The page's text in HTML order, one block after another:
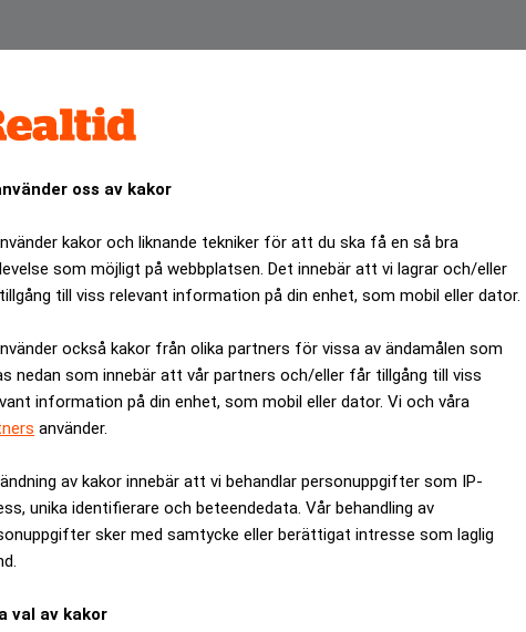
oss av kakor
kakor och liknande tekniker för att du ska få en så bra
som möjligt på webbplatsen. Det innebär att vi lagrar och/eller
till viss relevant information på din enhet, som mobil eller dator.
också kakor från olika partners för vissa av ändamålen som
nedan som innebär att vår partners och/eller får tillgång till viss
information på din enhet, som mobil eller dator. Vi och våra
använder.
av kakor innebär att vi behandlar personuppgifter som IP-
unika identifierare och beteendedata. Vår behandling av
sker med samtycke eller berättigat intresse som laglig
val av kakor
London efter explosionerna i Londons tunnelbana torsdag kl
ANNONS